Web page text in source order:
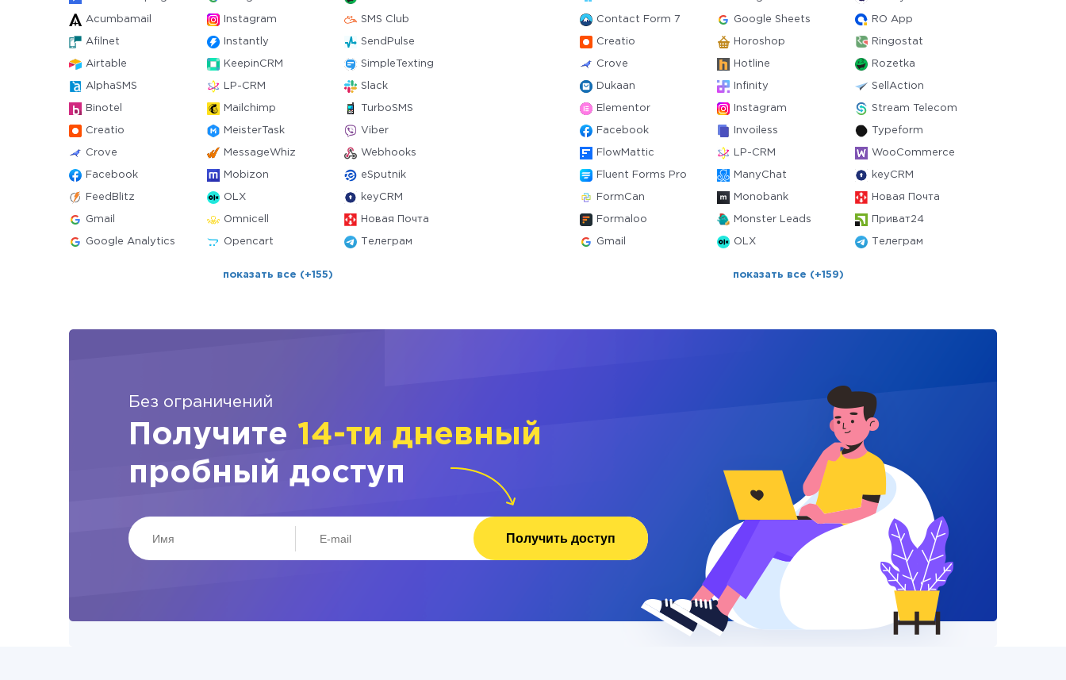
Acumbamail Instagram SMS Club
Afilnet Instantly SendPulse
Airtable KeepinCRM SimpleTexting
AlphaSMS LP-CRM Slack
Binotel Mailchimp TurboSMS
Creatio MeisterTask Viber
Crove MessageWhiz Webhooks
Facebook Mobizon eSputnik
FeedBlitz OLX keyCRM
Gmail Omnicell Новая Почта
Google Analytics Opencart Телеграм
показать все (+155)
Contact Form 7 Google Sheets RO App
Creatio Horoshop Ringostat
Crove Hotline Rozetka
Dukaan Infinity SellAction
Elementor Instagram Stream Telecom
Facebook Invoiless Typeform
FlowMattic LP-CRM WooCommerce
Fluent Forms Pro ManyChat keyCRM
FormCan Monobank Новая Почта
Formaloo Monster Leads Приват24
Gmail OLX Телеграм
показать все (+159)
Без ограничений
Получите 14-ти дневный
пробный доступ
Получить доступ